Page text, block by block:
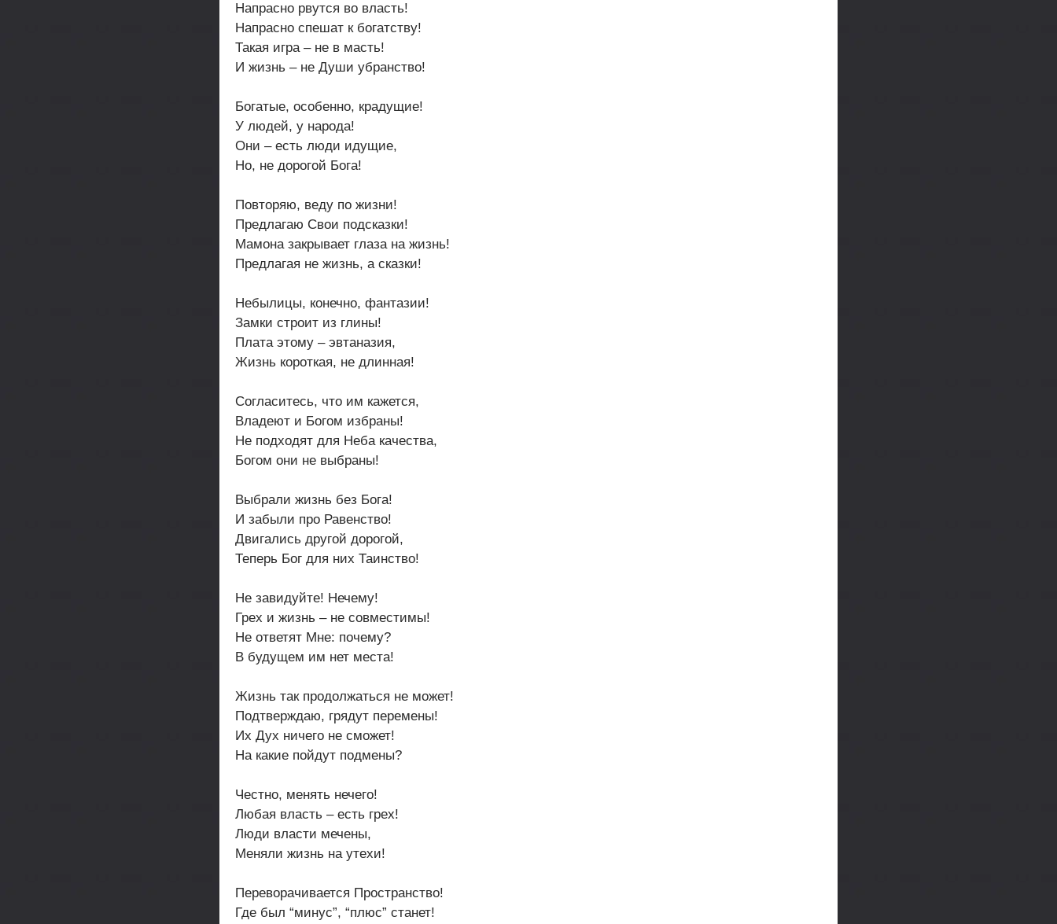
Напрасно рвутся во власть!
Напрасно спешат к богатству!
Такая игра – не в масть!
И жизнь – не Души убранство!
Богатые, особенно, крадущие!
У людей, у народа!
Они – есть люди идущие,
Но, не дорогой Бога!
Повторяю, веду по жизни!
Предлагаю Свои подсказки!
Мамона закрывает глаза на жизнь!
Предлагая не жизнь, а сказки!
Небылицы, конечно, фантазии!
Замки строит из глины!
Плата этому – эвтаназия,
Жизнь короткая, не длинная!
Согласитесь, что им кажется,
Владеют и Богом избраны!
Не подходят для Неба качества,
Богом они не выбраны!
Выбрали жизнь без Бога!
И забыли про Равенство!
Двигались другой дорогой,
Теперь Бог для них Таинство!
Не завидуйте! Нечему!
Грех и жизнь – не совместимы!
Не ответят Мне: почему?
В будущем им нет места!
Жизнь так продолжаться не может!
Подтверждаю, грядут перемены!
Их Дух ничего не сможет!
На какие пойдут подмены?
Честно, менять нечего!
Любая власть – есть грех!
Люди власти мечены,
Меняли жизнь на утехи!
Переворачивается Пространство!
Где был “минус”, “плюс” станет!